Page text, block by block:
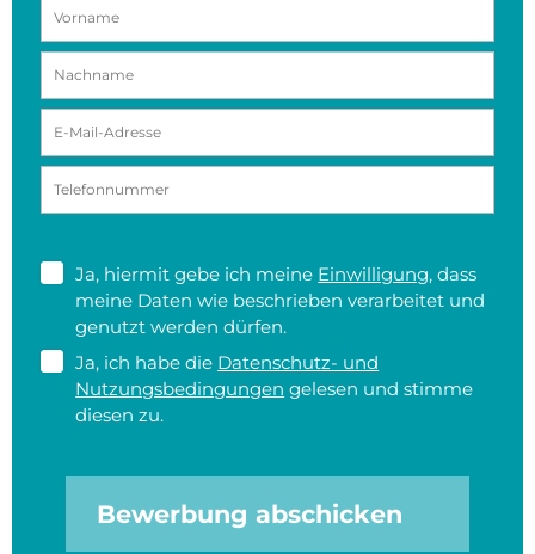
Ja, hiermit gebe ich meine Einwilligung, dass
meine Daten wie beschrieben verarbeitet und
genutzt werden dürfen.
Ja, ich habe die Datenschutz- und
Nutzungsbedingungen gelesen und stimme
diesen zu.
Bewerbung abschicken